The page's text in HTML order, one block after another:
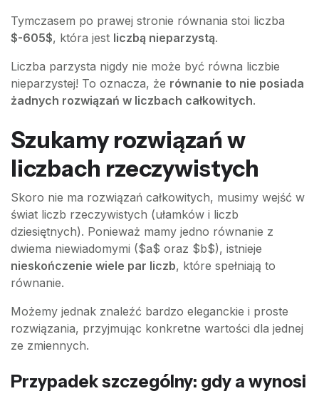
Tymczasem po prawej stronie równania stoi liczba
$-605$, która jest liczbą nieparzystą.
Liczba parzysta nigdy nie może być równa liczbie
nieparzystej! To oznacza, że równanie to nie posiada
żadnych rozwiązań w liczbach całkowitych.
Szukamy rozwiązań w
liczbach rzeczywistych
Skoro nie ma rozwiązań całkowitych, musimy wejść w
świat liczb rzeczywistych (ułamków i liczb
dziesiętnych). Ponieważ mamy jedno równanie z
dwiema niewiadomymi ($a$ oraz $b$), istnieje
nieskończenie wiele par liczb, które spełniają to
równanie.
Możemy jednak znaleźć bardzo eleganckie i proste
rozwiązania, przyjmując konkretne wartości dla jednej
ze zmiennych.
Przypadek szczególny: gdy a wynosi